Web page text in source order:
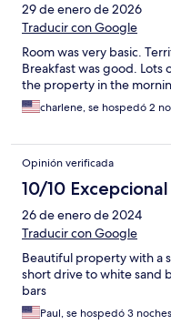
29 de enero de 2026
Traducir con Google
Room was very basic.
Breakfast was good. Lots
the property in the
charlene, se hospedó 2
Opinión verificada
10/10 Excepcional
26 de enero de 2024
Traducir con Google
Beautiful property with a
short drive to white sand
bars
Paul, se hospedó 3 noches